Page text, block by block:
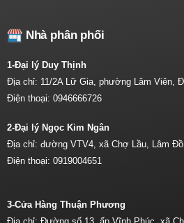
Nhà phân phối
1-Đại lý Duy Thịnh
Địa chỉ: 11/2A Lữ Gia, phường Lâm Viên,
Điện thoại: 0946666726
2-Đại lý Ngọc Kim Ngân
Địa chỉ: đường VTV4, xã Chợ Lầu, Lâm
Điện thoại: 0919004651
3-Cửa Hàng Thuận Phương